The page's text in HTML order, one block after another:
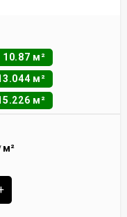
10.87 м²
м²
м²
м²